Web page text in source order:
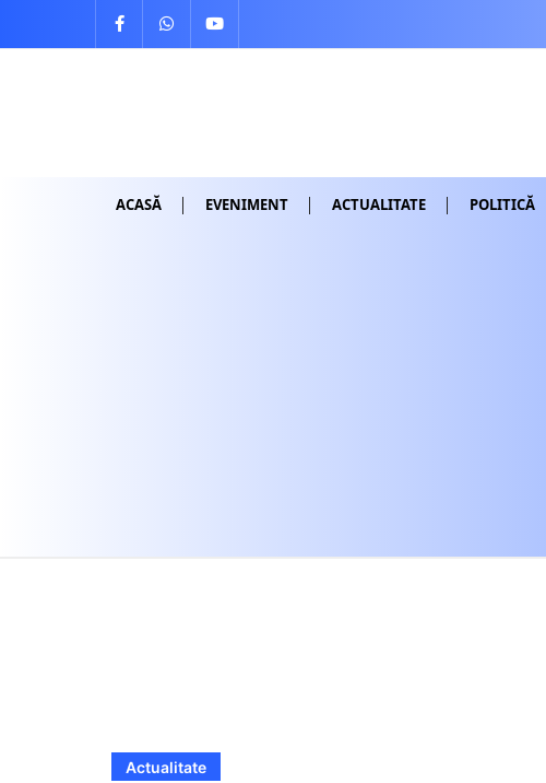
ACASĂ EVENIMENT ACTUALITATE POLITICĂ
Actualitate